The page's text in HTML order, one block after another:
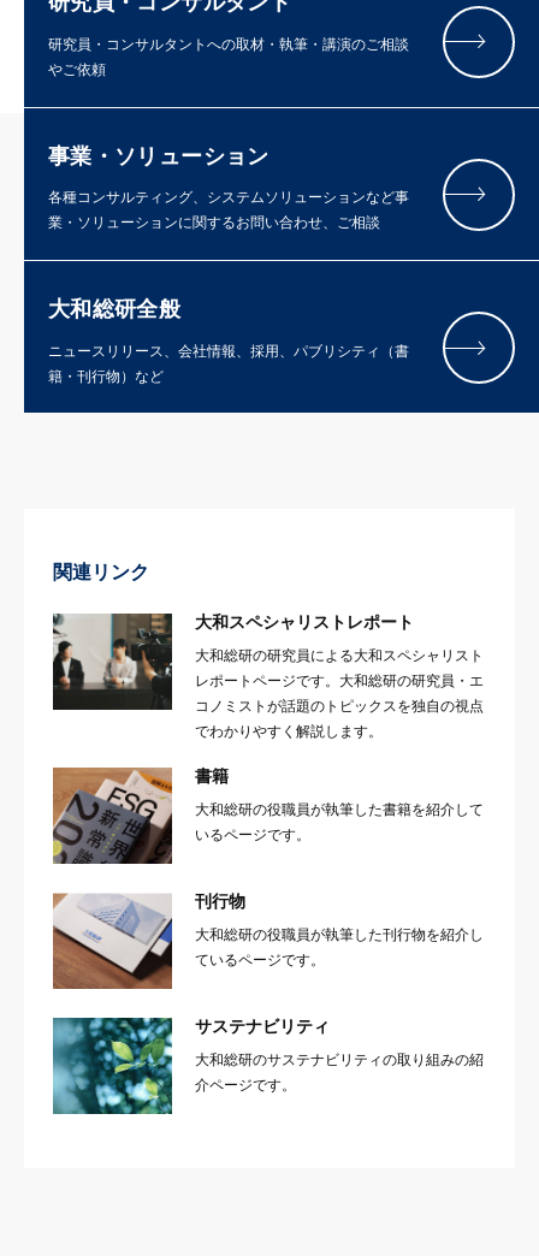
研究員・コンサルタントへの取材・執筆・講演のご相談
やご依頼
事業・ソリューション
各種コンサルティング、システムソリューションなど事
業・ソリューションに関するお問い合わせ、ご相談
大和総研全般
ニュースリリース、会社情報、採用、パブリシティ（書
籍・刊行物）など
関連リンク
大和スペシャリストレポート
大和総研の研究員による大和スペシャリスト
レポートページです。大和総研の研究員・エ
コノミストが話題のトピックスを独自の視点
でわかりやすく解説します。
書籍
大和総研の役職員が執筆した書籍を紹介して
いるページです。
刊行物
大和総研の役職員が執筆した刊行物を紹介し
ているページです。
サステナビリティ
大和総研のサステナビリティの取り組みの紹
介ページです。